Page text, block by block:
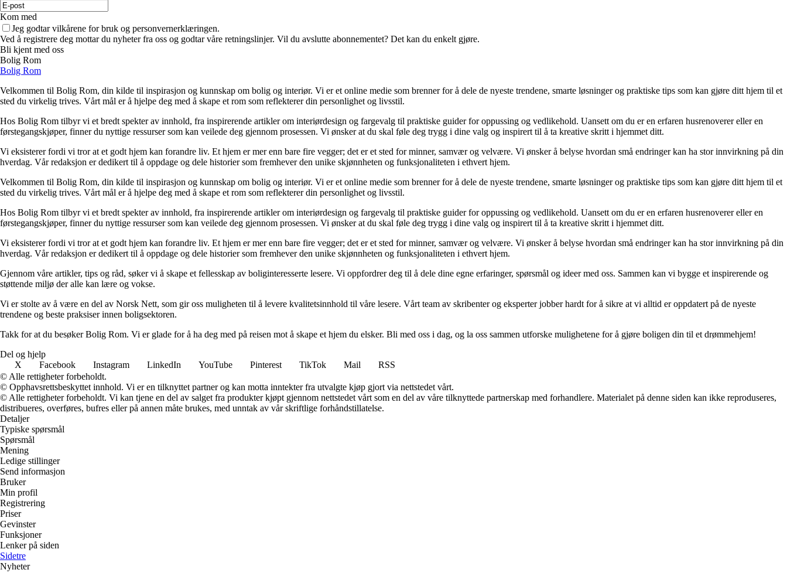
Kom med
Jeg godtar vilkårene for bruk og personvernerklæringen.
Ved å registrere deg mottar du nyheter fra oss og godtar våre retningslinjer. Vil du avslutte abonnementet? Det kan du enkelt gjøre.
Bli kjent med oss
Bolig Rom
Bolig Rom
Velkommen til Bolig Rom, din kilde til inspirasjon og kunnskap om bolig og interiør. Vi er et online medie som brenner for å dele de nyeste trendene, smarte løsninger og praktiske tips som kan gjøre ditt hjem til et
sted du virkelig trives. Vårt mål er å hjelpe deg med å skape et rom som reflekterer din personlighet og livsstil.
Hos Bolig Rom tilbyr vi et bredt spekter av innhold, fra inspirerende artikler om interiørdesign og fargevalg til praktiske guider for oppussing og vedlikehold. Uansett om du er en erfaren husrenoverer eller en
førstegangskjøper, finner du nyttige ressurser som kan veilede deg gjennom prosessen. Vi ønsker at du skal føle deg trygg i dine valg og inspirert til å ta kreative skritt i hjemmet ditt.
Vi eksisterer fordi vi tror at et godt hjem kan forandre liv. Et hjem er mer enn bare fire vegger; det er et sted for minner, samvær og velvære. Vi ønsker å belyse hvordan små endringer kan ha stor innvirkning på din
hverdag. Vår redaksjon er dedikert til å oppdage og dele historier som fremhever den unike skjønnheten og funksjonaliteten i ethvert hjem.
Velkommen til Bolig Rom, din kilde til inspirasjon og kunnskap om bolig og interiør. Vi er et online medie som brenner for å dele de nyeste trendene, smarte løsninger og praktiske tips som kan gjøre ditt hjem til et
sted du virkelig trives. Vårt mål er å hjelpe deg med å skape et rom som reflekterer din personlighet og livsstil.
Hos Bolig Rom tilbyr vi et bredt spekter av innhold, fra inspirerende artikler om interiørdesign og fargevalg til praktiske guider for oppussing og vedlikehold. Uansett om du er en erfaren husrenoverer eller en
førstegangskjøper, finner du nyttige ressurser som kan veilede deg gjennom prosessen. Vi ønsker at du skal føle deg trygg i dine valg og inspirert til å ta kreative skritt i hjemmet ditt.
Vi eksisterer fordi vi tror at et godt hjem kan forandre liv. Et hjem er mer enn bare fire vegger; det er et sted for minner, samvær og velvære. Vi ønsker å belyse hvordan små endringer kan ha stor innvirkning på din
hverdag. Vår redaksjon er dedikert til å oppdage og dele historier som fremhever den unike skjønnheten og funksjonaliteten i ethvert hjem.
Gjennom våre artikler, tips og råd, søker vi å skape et fellesskap av boliginteresserte lesere. Vi oppfordrer deg til å dele dine egne erfaringer, spørsmål og ideer med oss. Sammen kan vi bygge et inspirerende og
støttende miljø der alle kan lære og vokse.
Vi er stolte av å være en del av Norsk Nett, som gir oss muligheten til å levere kvalitetsinnhold til våre lesere. Vårt team av skribenter og eksperter jobber hardt for å sikre at vi alltid er oppdatert på de nyeste
trendene og beste praksiser innen boligsektoren.
Takk for at du besøker Bolig Rom. Vi er glade for å ha deg med på reisen mot å skape et hjem du elsker. Bli med oss i dag, og la oss sammen utforske mulighetene for å gjøre boligen din til et drømmehjem!
Del og hjelp
X
Facebook Instagram LinkedIn YouTube Pinterest TikTok Mail
RSS
© Alle rettigheter forbeholdt.
© Opphavsrettsbeskyttet innhold. Vi er en tilknyttet partner og kan motta inntekter fra utvalgte kjøp gjort via nettstedet vårt.
© Alle rettigheter forbeholdt. Vi kan tjene en del av salget fra produkter kjøpt gjennom nettstedet vårt som en del av våre tilknyttede partnerskap med forhandlere. Materialet på denne siden kan ikke reproduseres,
distribueres, overføres, bufres eller på annen måte brukes, med unntak av vår skriftlige forhåndstillatelse.
Detaljer
Typiske spørsmål
Spørsmål
Mening
Ledige stillinger
Send informasjon
Bruker
Min profil
Registrering
Priser
Gevinster
Funksjoner
Lenker på siden
Sidetre
Nyheter